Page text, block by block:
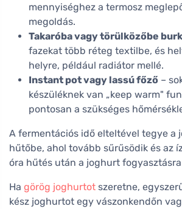
mennyiséghez a termosz
megoldás.
Takaróba vagy törülközőbe
fazekat több réteg textilbe, és
helyre, például radiátor mellé.
Instant pot vagy lassú főző –
készüléknek van „keep warm"
pontosan a szükséges
A fermentációs idő elteltével tegye a
hűtőbe, ahol tovább sűrűsödik és az
óra hűtés után a joghurt fogyasztásra
Ha görög joghurtot szeretne,
kész joghurtot egy vászonkendőn